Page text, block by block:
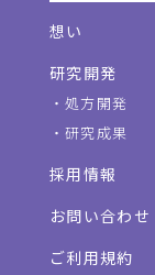
想い
研究開発
処方開発
研究成果
採用情報
お問い合わせ
ご利用規約